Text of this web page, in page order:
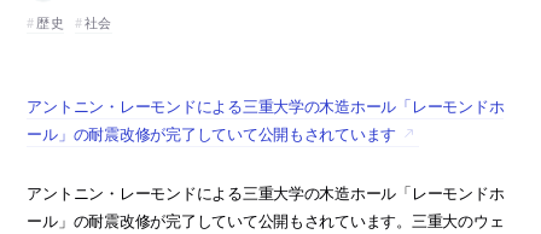
歴史
社会
アントニン・レーモンドによる三重大学の木造ホール「レーモンドホ
ール」の耐震改修が完了していて公開もされています
アントニン・レーモンドによる三重大学の木造ホール「レーモンドホ
ール」の耐震改修が完了していて公開もされています。三重大のウェ